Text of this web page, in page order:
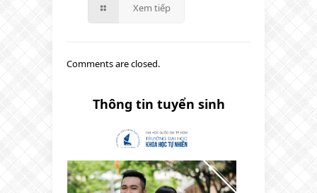
Xem tiếp
Comments are closed.
Thông tin tuyển sinh